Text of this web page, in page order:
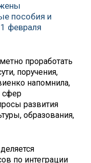
пособия и
февраля
проработать
поручения,
напомнила,
сфер
развития
образования,
по интеграции